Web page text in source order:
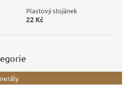
Plastový stojánek
22 Kč